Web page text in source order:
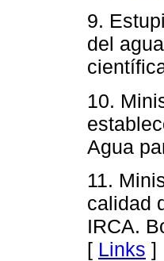
9.
del
10.
Agua
11.
calidad
IRCA.
[ Links ]